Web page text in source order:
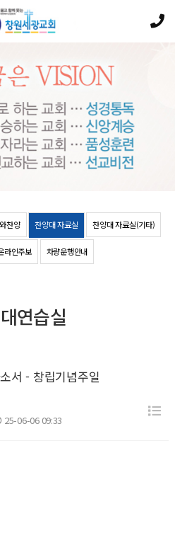
찬양 찬양대 자료실 찬양대 자료실(기타)
라인주보 차량운행안내
연습실
서 - 창립기념주일
25-06-06 09:33